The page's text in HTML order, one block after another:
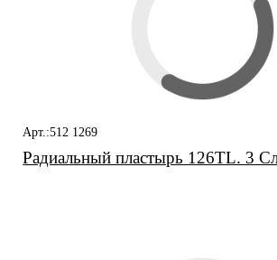
Арт.:512 1269
Радиальный пластырь 126TL. 3